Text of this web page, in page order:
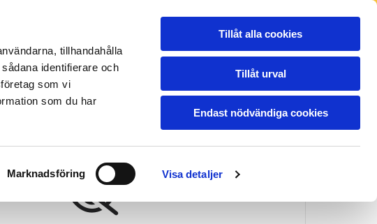
tillhandahålla
identifierare och
som vi
som du har
Marknadsföring Visa detaljer
Tillåt alla cookies
Tillåt urval
Endast nödvändiga cookies
REFERENSBILDER
BLOGG
PRISER
OM OSS
Uddevalla
0522-15000
Vara
Vänersborg